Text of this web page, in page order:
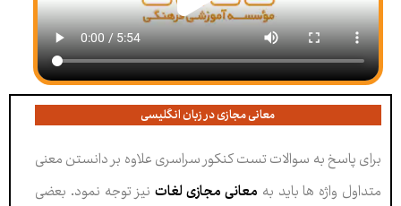
معانی مجازی در زبان انگلیسی
برای پاسخ به سوالات تست کنکور سراسری علاوه بر دانستن معنی
متداول واژه ها باید به معانی مجازی لغات نیز توجه نمود. بعضی